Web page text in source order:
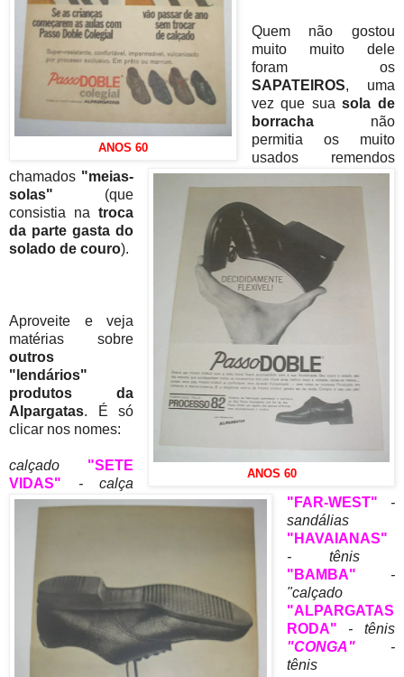
ANOS 60
ANOS 60
Quem não gostou
muito muito dele
foram os
SAPATEIROS, uma
vez que suasola de
borracha não
permitia os muito
usados remendos
chamados "meias-
solas" (que
consistia natroca
da parte gasta do
solado de couro).
Aproveite e veja
matérias sobre
outros
"lendários"
produtos da
Alpargatas. É só
clicar nos nomes:
calçado "SETE
VIDAS" - calça
"FAR-WEST" -
sandálias
"HAVAIANAS"
- tênis
"BAMBA" -
"calçado
"ALPARGATAS
RODA" - tênis
"CONGA"-
tênis